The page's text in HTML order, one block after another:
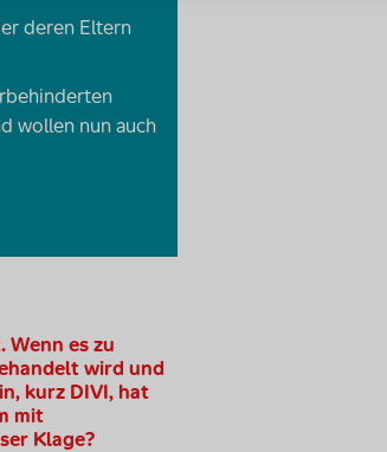
deren Eltern
wollen nun auch
Wenn es zu
wird und
kurz DIVI, hat
mit
Klage?